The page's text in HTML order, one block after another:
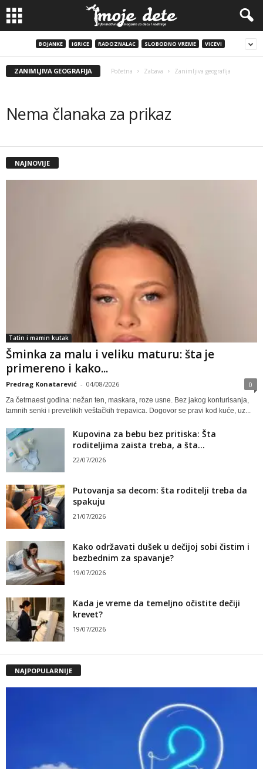
BOJANKE IGRICE RADOZNALAC SLOBODNO VREME VICEVI
ZANIMLJIVA GEOGRAFIJA Početna Zabava Zanimljiva geografija
Nema članaka za prikaz
NAJNOVIJE
Tatin i mamin kutak
Šminka za malu i veliku maturu: šta je
primereno i kako...
Predrag Konatarević - 04/08/2026 0
Za četrnaest godina: nežan ten, maskara, roze usne. Bez jakog konturisanja,
tamnih senki i prevelikih veštačkih trepavica. Dogovor se pravi kod kuće, uz...
Kupovina za bebu bez pritiska: Šta
roditeljima zaista treba, a šta...
22/07/2026
Putovanja sa decom: šta roditelji treba da
spakuju
21/07/2026
Kako održavati dušek u dečijoj sobi čistim i
bezbednim za spavanje?
19/07/2026
Kada je vreme da temeljno očistite dečiji
krevet?
19/07/2026
NAJPOPULARNIJE